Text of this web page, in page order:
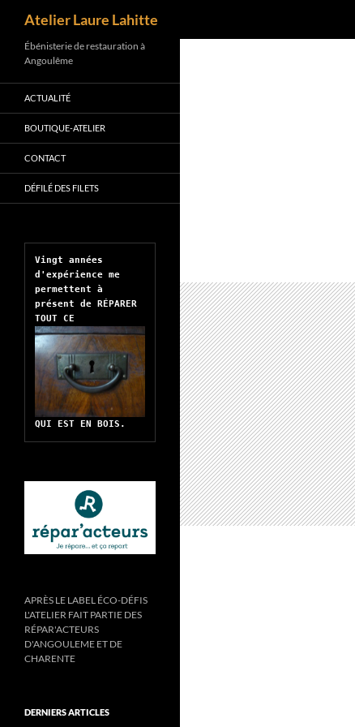
Aller
contenu
Atelier Laure Lahitte
Ébénisterie de restauration à
Angoulême
ACTUALITÉ
BOUTIQUE-ATELIER
CONTACT
DÉFILÉ DES FILETS
Vingt années
d'expérience me
permettent à
présent de RÉPARER
TOUT CE
QUI EST EN BOIS.
APRÈS LE LABEL ÉCO-DÉFIS
L'ATELIER FAIT PARTIE DES
RÉPAR'ACTEURS
D'ANGOULEME ET DE
CHARENTE
DERNIERS ARTICLES